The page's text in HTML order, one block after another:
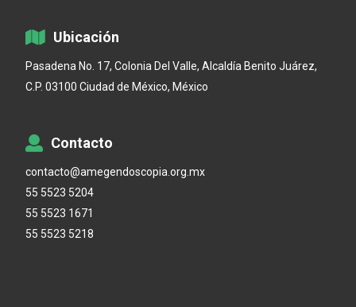
Ubicación
Pasadena No. 17, Colonia Del Valle, Alcaldía Benito Juárez,
C.P. 03100 Ciudad de México, México
Contacto
contacto@amegendoscopia.org.mx
55 5523 5204
55 5523 1671
55 5523 5218